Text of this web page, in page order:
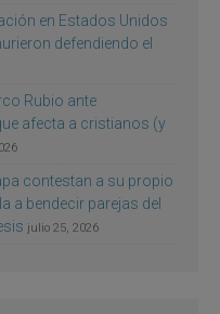
en Estados Unidos
defendiendo el
Rubio ante
afecta a cristianos (y
contestan a su propio
a bendecir parejas del
julio 25, 2026